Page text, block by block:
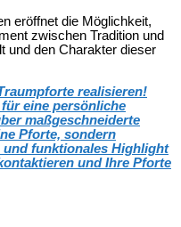
eröffnet die Möglichkeit,
zwischen Tradition und
und den Charakter dieser
realisieren!
eine persönliche
maßgeschneiderte
Pforte, sondern
und funktionales Highlight
und Ihre Pforte